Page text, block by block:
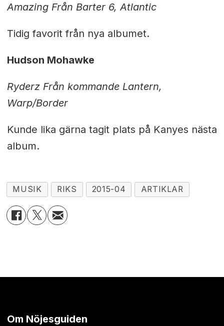
Amazing Från Barter 6, Atlantic
Tidig favorit från nya albumet.
Hudson Mohawke
Ryderz Från kommande Lantern,
Warp/Border
Kunde lika gärna tagit plats på Kanyes nästa
album.
MUSIK RIKS 2015-04 ARTIKLAR
Om Nöjesguiden